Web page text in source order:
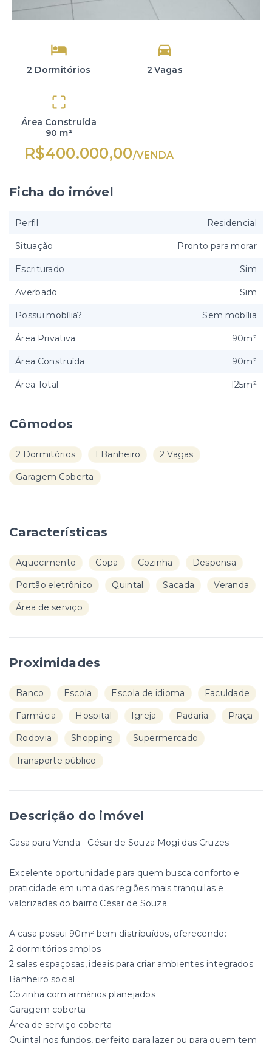
2 Dormitórios 2 Vagas
Área Construída
90 m²
R$400.000,00/VENDA
Cômodos
2 Dormitórios 1 Banheiro 2 Vagas
Garagem Coberta
Características
Aquecimento Copa Cozinha Despensa
Portão eletrônico Quintal Sacada Veranda
Área de serviço
Proximidades
Banco Escola Escola de idioma Faculdade
Farmácia Hospital Igreja Padaria Praça
Rodovia Shopping Supermercado
Transporte público
Descrição do imóvel
Casa para Venda - César de Souza Mogi das Cruzes
Excelente oportunidade para quem busca conforto e
praticidade em uma das regiões mais tranquilas e
valorizadas do bairro César de Souza.
A casa possui 90m² bem distribuídos, oferecendo:
2 dormitórios amplos
2 salas espaçosas, ideais para criar ambientes integrados
Banheiro social
Cozinha com armários planejados
Garagem coberta
Área de serviço coberta
Quintal nos fundos, perfeito para lazer ou para quem tem
Ficha do imóvel
Perfil Residencial
Situação Pronto para morar
Escriturado Sim
Averbado Sim
Possui mobília? Sem mobília
Área Privativa 90m²
Área Construída 90m²
Área Total 125m²